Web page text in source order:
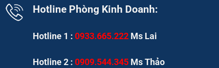
Hotline Phòng Kinh Doanh:
Hotline 1 : 0933.665.222 Ms Lai
Hotline 2 :0909.544.345 Ms Thảo